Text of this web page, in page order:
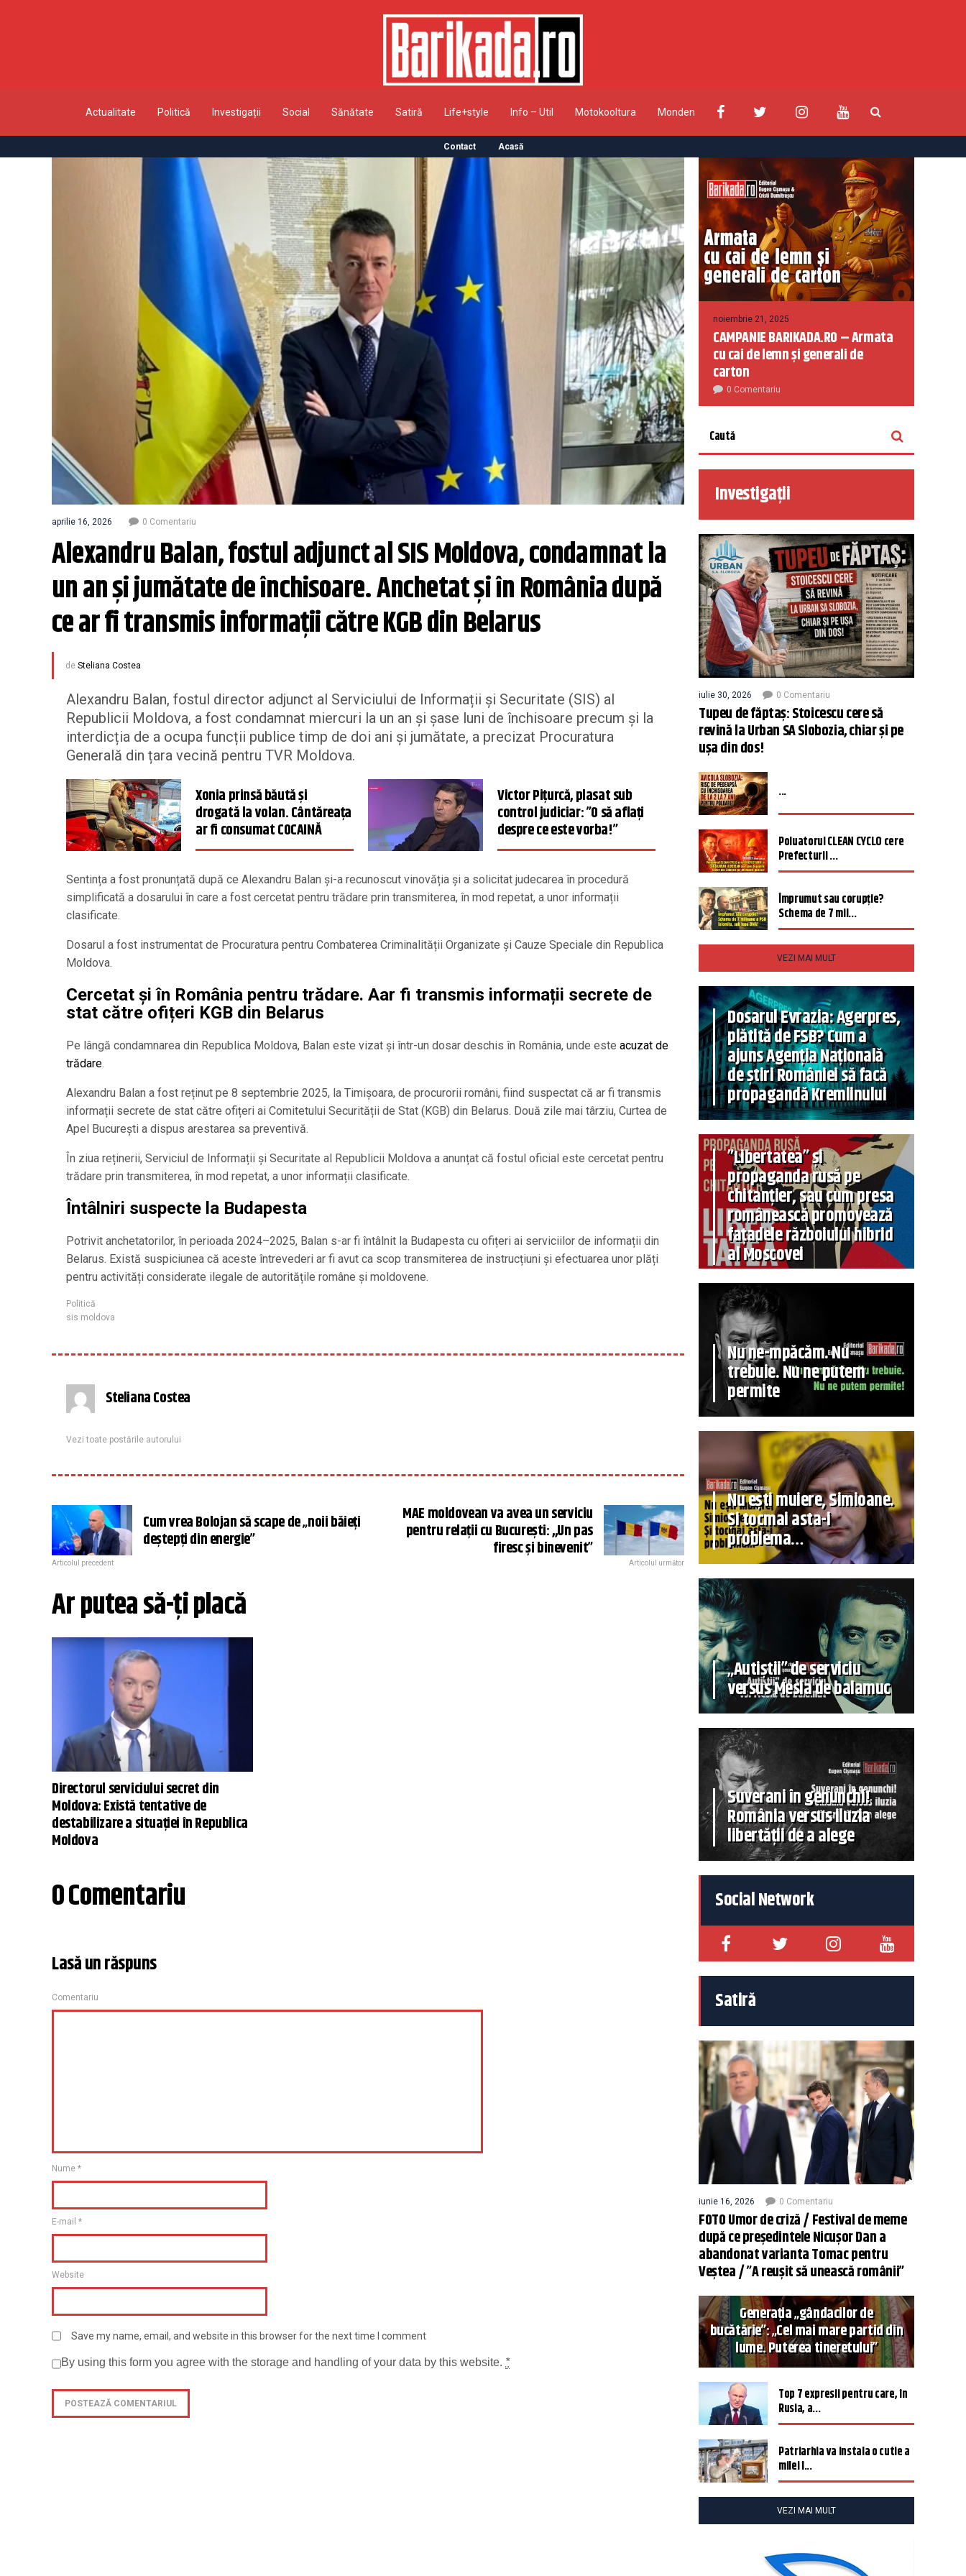
Actualitate Politică Investigații Social Sănătate Satiră Life+style Info – Util Motokooltura Monden
Contact Acasă
aprilie 16, 2026 0 Comentariu
Alexandru Balan, fostul adjunct al SIS Moldova, condamnat la
un an și jumătate de închisoare. Anchetat și în România după
ce ar fi transmis informații către KGB din Belarus
de Steliana Costea
Alexandru Balan, fostul director adjunct al Serviciului de Informații și Securitate (SIS) al
Republicii Moldova, a fost condamnat miercuri la un an și șase luni de închisoare precum și la
interdicția de a ocupa funcții publice timp de doi ani și jumătate, a precizat Procuratura
Generală din țara vecină pentru TVR Moldova.
Xonia prinsă băută și
drogată la volan. Cântăreața
ar fi consumat COCAINĂ
Victor Pițurcă, plasat sub
control judiciar: ”O să aflați
despre ce este vorba!”
Sentința a fost pronunțată după ce Alexandru Balan și-a recunoscut vinovăția și a solicitat judecarea în procedură
simplificată a dosarului în care a fost cercetat pentru trădare prin transmiterea, în mod repetat, a unor informații
clasificate.
Dosarul a fost instrumentat de Procuratura pentru Combaterea Criminalității Organizate și Cauze Speciale din Republica
Moldova.
Cercetat și în România pentru trădare. Aar fi transmis informații secrete de
stat către ofițeri KGB din Belarus
Pe lângă condamnarea din Republica Moldova, Balan este vizat și într-un dosar deschis în România, unde este acuzat de
trădare.
Alexandru Balan a fost reținut pe 8 septembrie 2025, la Timișoara, de procurorii români, fiind suspectat că ar fi transmis
informații secrete de stat către ofițeri ai Comitetului Securității de Stat (KGB) din Belarus. Două zile mai târziu, Curtea de
Apel București a dispus arestarea sa preventivă.
În ziua reținerii, Serviciul de Informații și Securitate al Republicii Moldova a anunțat că fostul oficial este cercetat pentru
trădare prin transmiterea, în mod repetat, a unor informații clasificate.
Întâlniri suspecte la Budapesta
Potrivit anchetatorilor, în perioada 2024–2025, Balan s-ar fi întâlnit la Budapesta cu ofițeri ai serviciilor de informații din
Belarus. Există suspiciunea că aceste întrevederi ar fi avut ca scop transmiterea de instrucțiuni și efectuarea unor plăți
pentru activități considerate ilegale de autoritățile române și moldovene.
Politică
sis moldova
Steliana Costea
Vezi toate postările autorului
Cum vrea Bolojan să scape de „noii băieţi
deştepţi din energie”
Articolul precedent
MAE moldovean va avea un serviciu
pentru relații cu București: ,,Un pas
firesc și binevenit”
Articolul următor
Ar putea să-ți placă
Directorul serviciului secret din
Moldova: Există tentative de
destabilizare a situaţiei în Republica
Moldova
0 Comentariu
Lasă un răspuns
Comentariu
Nume *
E-mail *
Website
Save my name, email, and website in this browser for the next time I comment
By using this form you agree with the storage and handling of your data by this website. *
noiembrie 21, 2025
CAMPANIE BARIKADA.RO – Armata
cu cai de lemn și generali de
carton
0 Comentariu
Investigații
iulie 30, 2026 0 Comentariu
Tupeu de făptaș: Stoicescu cere să
revină la Urban SA Slobozia, chiar și pe
ușa din dos!
...
Poluatorul CLEAN CYCLO cere
Prefecturii ...
Împrumut sau corupție?
Schema de 7 mil...
VEZI MAI MULT
Dosarul Evrazia: Agerpres,
plătită de FSB? Cum a
ajuns Agenția Națională
de știri României să facă
propagandă Kremlinului
”Libertatea” și
propaganda rusă pe
chitanțier, sau cum presa
românească promovează
fațadele războiului hibrid
al Moscovei
Nu ne-mpăcăm. Nu
trebuie. Nu ne putem
permite
Nu ești muiere, Simioane.
Și tocmai asta-i
problema…
„Autiștii” de serviciu
versus Mesia de balamuc
Suverani în genunchi!
România versus iluzia
libertății de a alege
Social Network
Satiră
iunie 16, 2026 0 Comentariu
FOTO Umor de criză / Festival de meme
după ce președintele Nicușor Dan a
abandonat varianta Tomac pentru
Veștea / ”A reușit să unească românii”
Generația „gândacilor de
bucătărie”: „Cel mai mare partid din
lume. Puterea tineretului”
Top 7 expresii pentru care, în
Rusia, a...
Patriarhia va instala o cutie a
milei î...
VEZI MAI MULT